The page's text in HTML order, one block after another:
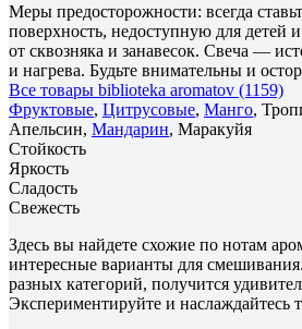
Меры предосторожности: всегда
поверхность, недоступную для детей
от сквозняка и занавесок. Свеча —
и нагрева. Будьте внимательны и
Все товары biblioteka aromatov (1159)
Фруктовые, Цитрусовые, Манго,
Апельсин, Мандарин, Маракуйя
Стойкость
Яркость
Сладость
Свежесть
Здесь вы найдете схожие по нотам
интересные варианты для
разных категорий, получится
Экспериментируйте и наслаждайтесь